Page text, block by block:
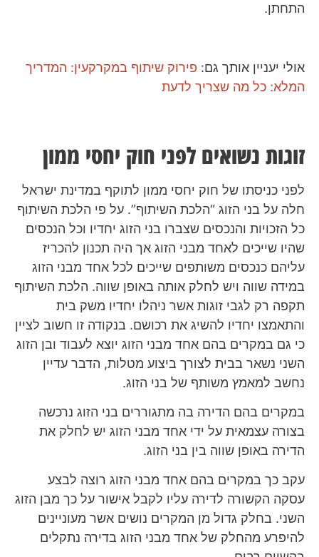
התחתן.
אולי יעניין אותך גם: פירוק שיתוף במקרקעין: המדריך
המלא: כל מה שצריך לדעת
זוגות נשואים לפני חוק יחסי ממון
לפני כניסתו של חוק יחסי ממון לתוקף במדינת ישראל
חלה על בני הזוג “הלכת השיתוף”. על פי הלכת השיתוף
כל הזכויות והנכסים שצברו בני הזוג יחדיו וכל הנכסים
שהיו שייכים לאחד מבני הזוג אך היה תכנון להכריז
עליהם כנכסים משותפים שייכים לכל אחד מבני הזוג
במידה שווה ויש לחלק אותה באופן שווה. הלכת השיתוף
תקפה רק לגבי זוגות אשר ניהלו יחדיו משק בית
והתאמצו יחדיו להשיג את רכושם. בנקודה זו חשוב לציין
כי גם במקרים בהם אחד מבני הזוג יוצא לעבוד ובן הזוג
השני נשאר בבית לצורך ביצוע מטלות, הדבר עדיין
נחשב למאמץ משותף של בני הזוג.
במקרים בהם הדירה בה מתגוררים בני הזוג נרכשה
בצורה עצמאית על ידי אחד מבני הזוג יש לחלק את
הדירה באופן שווה בין בני הזוג.
עקב כך במקרים בהם אחד מבני הזוג רוצה לבצע
עסקה הקשורה לדירה עליו לקבל אישור על כך מבן הזוג
השני. בחלק גדול מן המקרים נושים אשר מעוניינים
להיפרע מהחלק של אחד מבני הזוג בדירה נתקלים